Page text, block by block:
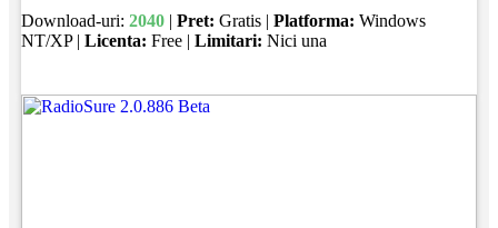
Download-uri: 2040| Pret: Gratis | Platforma: Windows
NT/XP | Licenta: Free | Limitari: Nici una